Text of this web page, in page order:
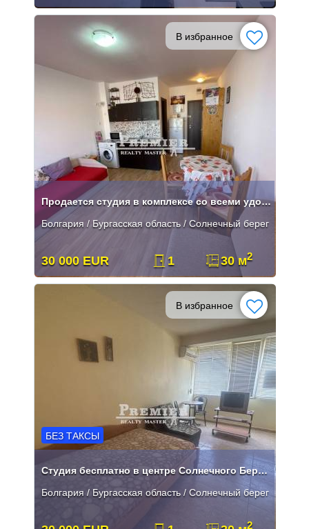
В избранное
Продается студия в комплексе со всеми удобствами!
Болгария / Бургасская область / Солнечный берег
30 000 EUR 1 30 м2
В избранное
БЕЗ ТАКСЫ
Студия бесплатно в центре Солнечного Берега*
Болгария / Бургасская область / Солнечный берег
2